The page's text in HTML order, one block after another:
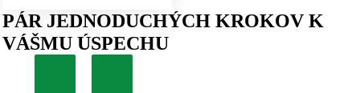
PÁR JEDNODUCHÝCH KROKOV K
VÁŠMU ÚSPECHU